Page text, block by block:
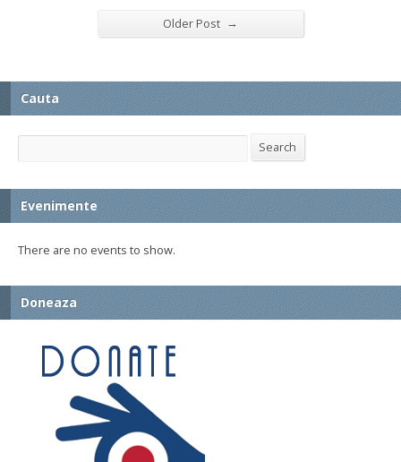
Older Post →
Cauta
Search Search
Evenimente
There are no events to show.
Doneaza